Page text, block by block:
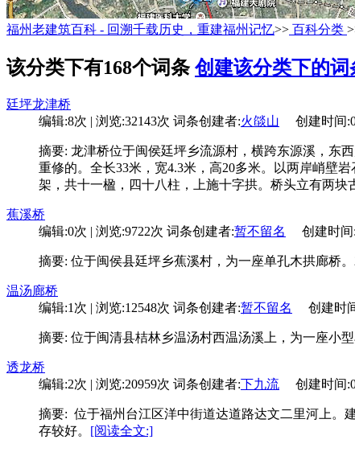
福州老建筑百科 - 回溯千载历史，重建福州记忆>> 百科分类
该分类下有168个词条 创建该分类下的词
廷坪龙津桥
编辑:8次 | 浏览:32143次 词条创建者:火燄山 创建时间
摘要: 龙津桥位于闽侯廷坪乡流源村，横跨东源溪，东
重修的。全长33米，宽4.3米，高20多米。以两岸峭壁
架，共十一楹，四十八柱，上施十字拱。桥头立有两块
蕉溪桥
编辑:0次 | 浏览:9722次 词条创建者:暂不留名 创建时间
摘要: 位于闽侯县廷坪乡蕉溪村，为一座单孔木拱廊桥
温汤廊桥
编辑:1次 | 浏览:12548次 词条创建者:暂不留名 创建时间
摘要: 位于闽清县桔林乡温汤村西温汤溪上，为一座小
透龙桥
编辑:2次 | 浏览:20959次 词条创建者:下九流 创建时间
摘要: 位于福州台江区洋中街道达道路达文二里河上。
存较好。 [阅读全文:]